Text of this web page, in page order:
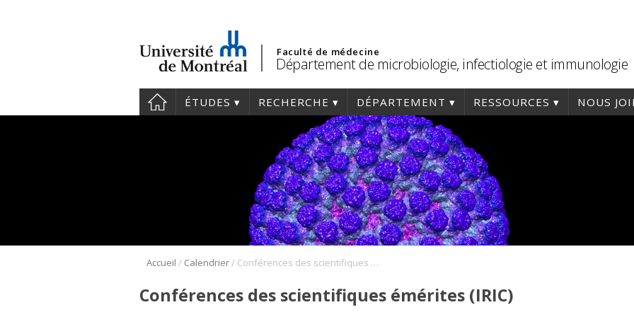
Faculté de médecine
Département de microbiologie, infectiologie et immunologie
ÉTUDES RECHERCHE DÉPARTEMENT RESSOURCES NOUS
Accueil / Calendrier/ Conférences des scientifiques émérites (IRIC)
Conférences des scientifiques émérites (IRIC)